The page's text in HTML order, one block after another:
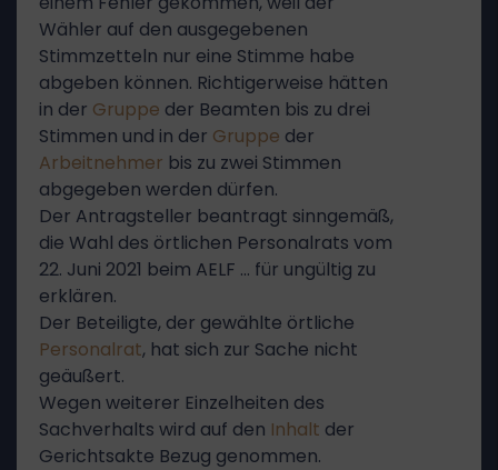
Wähler auf den ausgegebenen
Stimmzetteln nur eine Stimme habe
abgeben können. Richtigerweise hätten
in der Gruppe der Beamten bis zu drei
Stimmen und in der Gruppe der
Arbeitnehmer bis zu zwei Stimmen
abgegeben werden dürfen.
Der Antragsteller beantragt sinngemäß,
die Wahl des örtlichen Personalrats vom
22. Juni 2021 beim AELF … für ungültig zu
erklären.
Der Beteiligte, der gewählte örtliche
Personalrat, hat sich zur Sache nicht
geäußert.
Wegen weiterer Einzelheiten des
Sachverhalts wird auf den Inhalt der
Gerichtsakte Bezug genommen.